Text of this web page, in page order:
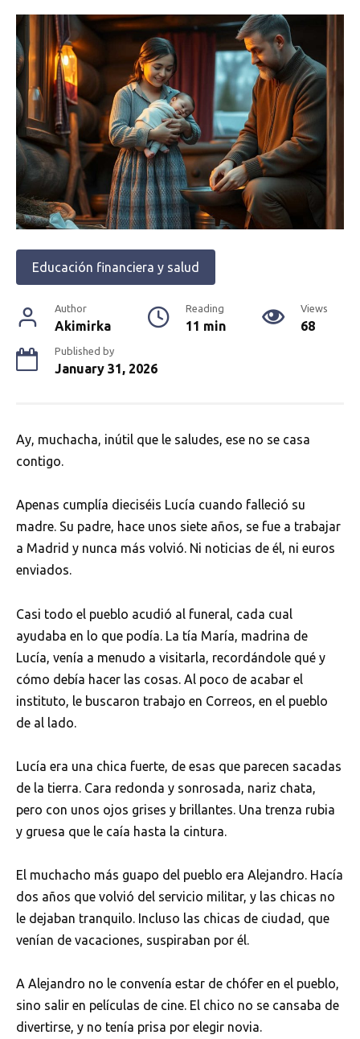
Educación financiera y salud
Author
Akimirka
Reading
11 min
Views
68
Published by
January 31, 2026
Ay, muchacha, inútil que le saludes, ese no se casa
contigo.
Apenas cumplía dieciséis Lucía cuando falleció su
madre. Su padre, hace unos siete años, se fue a trabajar
a Madrid y nunca más volvió. Ni noticias de él, ni euros
enviados.
Casi todo el pueblo acudió al funeral, cada cual
ayudaba en lo que podía. La tía María, madrina de
Lucía, venía a menudo a visitarla, recordándole qué y
cómo debía hacer las cosas. Al poco de acabar el
instituto, le buscaron trabajo en Correos, en el pueblo
de al lado.
Lucía era una chica fuerte, de esas que parecen sacadas
de la tierra. Cara redonda y sonrosada, nariz chata,
pero con unos ojos grises y brillantes. Una trenza rubia
y gruesa que le caía hasta la cintura.
El muchacho más guapo del pueblo era Alejandro. Hacía
dos años que volvió del servicio militar, y las chicas no
le dejaban tranquilo. Incluso las chicas de ciudad, que
venían de vacaciones, suspiraban por él.
A Alejandro no le convenía estar de chófer en el pueblo,
sino salir en películas de cine. El chico no se cansaba de
divertirse, y no tenía prisa por elegir novia.